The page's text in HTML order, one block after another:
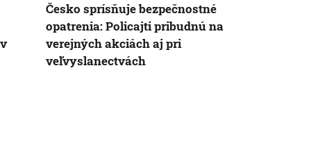
Česko sprísňuje bezpečnostné
opatrenia: Policajti pribudnú na
verejných akciách aj pri
veľvyslanectvách